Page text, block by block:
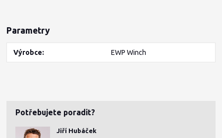
Parametry
Výrobce EWP Winch
Potřebujete poradit?
Jiří Hubáček